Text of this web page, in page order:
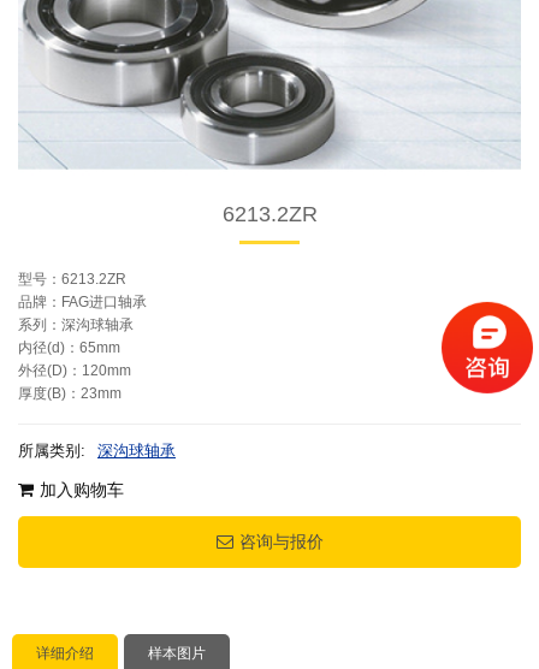
6213.2ZR
型号：6213.2ZR
品牌：FAG进口轴承
系列：深沟球轴承
内径(d)：65mm
外径(D)：120mm
厚度(B)：23mm
所属类别: 深沟球轴承
加入购物车
咨询与报价
详细介绍 样本图片